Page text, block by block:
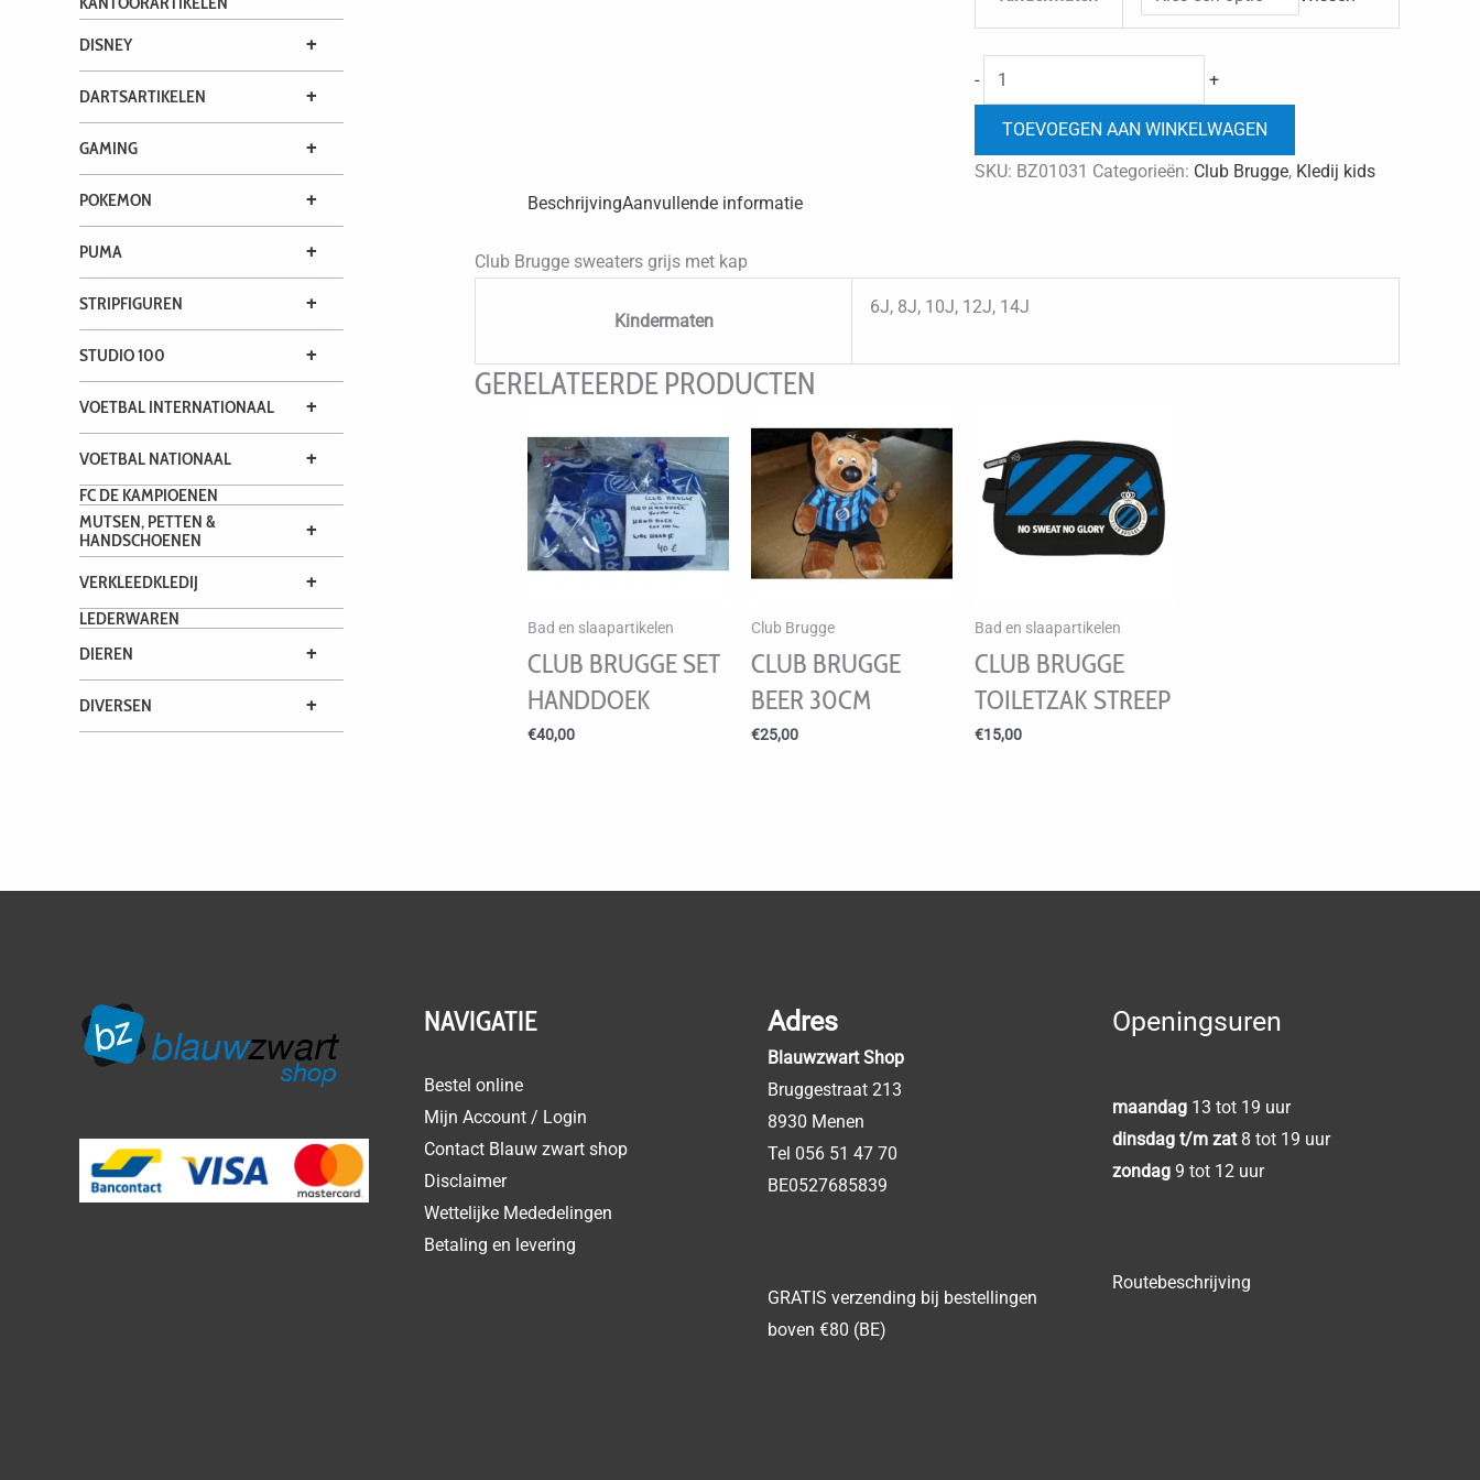
DISNEY +
DARTSARTIKELEN +
GAMING +
POKEMON +
PUMA +
STRIPFIGUREN +
STUDIO 100 +
VOETBAL INTERNATIONAAL +
VOETBAL NATIONAAL
+
FC DE KAMPIOENEN
MUTSEN, PETTEN &
HANDSCHOENEN
+
VERKLEEDKLEDIJ
+
LEDERWAREN
DIEREN
+
DIVERSEN +
-
Club
Brugge
sweaters
grijs
+
TOEVOEGEN AAN WINKELWAGEN
SKU: BZ01031 Categorieën: Club Brugge, Kledij kids
BeschrijvingAanvullende informatie
Club Brugge sweaters grijs met kap
Kindermaten
6J, 8J, 10J, 12J, 14J
GERELATEERDE PRODUCTEN
Bad en slaapartikelen
CLUB BRUGGE SET
HANDDOEK
€40,00
Club Brugge
CLUB BRUGGE
BEER 30CM
€25,00
Bad en slaapartikelen
CLUB BRUGGE
TOILETZAK STREEP
€15,00
NAVIGATIE
Bestel online
Mijn Account / Login
Contact Blauw zwart shop
Disclaimer
Wettelijke Mededelingen
Betaling en levering
Adres
Blauwzwart Shop
Bruggestraat 213
8930 Menen
Tel 056 51 47 70
BE0527685839
GRATIS verzending bij bestellingen
boven €80 (BE)
Openingsuren
maandag 13 tot 19 uur
dinsdag t/m zat 8 tot 19 uur
zondag 9 tot 12 uur
Routebeschrijving